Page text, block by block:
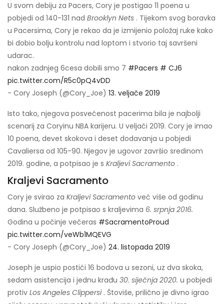
U svom debiju za Pacers, Cory je postigao 11 poena u
pobjedi od 140-131 nad Brooklyn Nets . Tijekom svog boravka
u Pacersima, Cory je rekao da je izmijenio položaj ruke kako
bi dobio bolju kontrolu nad loptom i stvorio taj savršeni
udarac.
nakon zadnjeg 6cesa dobili smo 7 #Pacers # CJ6
pic.twitter.com/R5c0pQ4vDD
- Cory Joseph (@Cory_Joe) 13. veljače 2019
Isto tako, njegova posvećenost pacerima bila je najbolji
scenarij za Coryinu NBA karijeru. U veljači 2019. Cory je imao
10 poena, devet skokova i deset dodavanja u pobjedi
Cavaliersa od 105-90. Njegov je ugovor završio sredinom
2019. godine, a potpisao je s Kraljevi Sacramento .
Kraljevi Sacramento
Cory je svirao za Kraljevi Sacramento već više od godinu
dana. Službeno je potpisao s kraljevima 6. srpnja 2016.
Godina u počinje večeras #SacramentoProud
pic.twitter.com/veWb1MQEVG
- Cory Joseph (@Cory_Joe) 24. listopada 2019
Joseph je uspio postići 16 bodova u sezoni, uz dva skoka,
sedam asistencija i jednu krađu 30. siječnja 2020. u pobjedi
protiv Los Angeles Clippersi. Štoviše, prilično je divno igrao